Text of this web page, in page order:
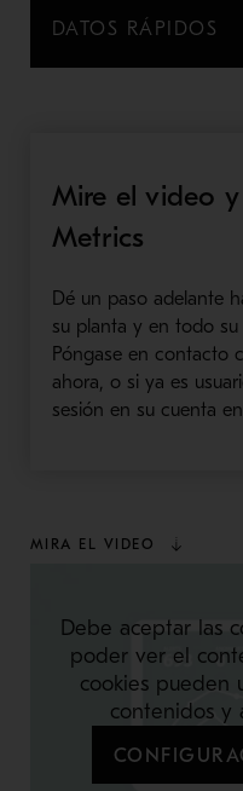
DATOS RÁPIDOS
Mire el video
Metrics
Dé un paso adelante
su planta y en todo
Póngase en contacto
ahora, o si ya es
sesión en su cuenta
MIRA EL VIDEO
Debe aceptar las
poder ver el
cookies pueden
contenidos y